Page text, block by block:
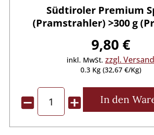
Südtiroler Premium
(Pramstrahler) >300 g
9,80 €
inkl. MwSt. zzgl. Versand
0.3 Kg (32,67 €/Kg)
In den